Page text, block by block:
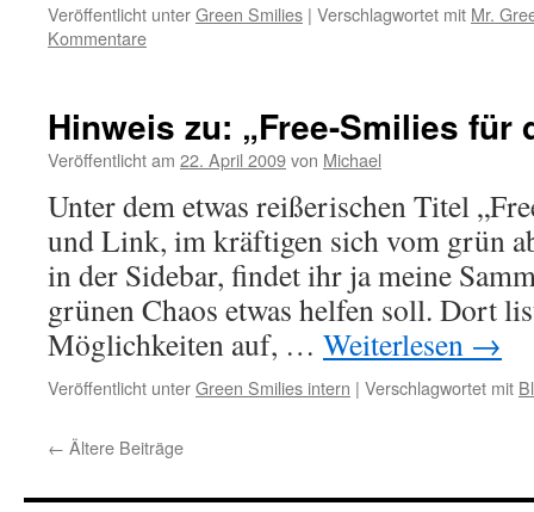
Veröffentlicht unterGreen Smilies | Verschlagwortet mit Mr.
Kommentare
Hinweis zu: „Free-Smilies für
Veröffentlicht am 22. April 2009von Michael
Unter dem etwas reißerischen Titel
und Link, im kräftigen sich vom grün
in der Sidebar, findet ihr ja meine
grünen Chaos etwas helfen soll. Dort
Möglichkeiten auf, … Weiterlesen →
Veröffentlicht unterGreen Smilies intern | Verschlagwortet mit
← Ältere Beiträge